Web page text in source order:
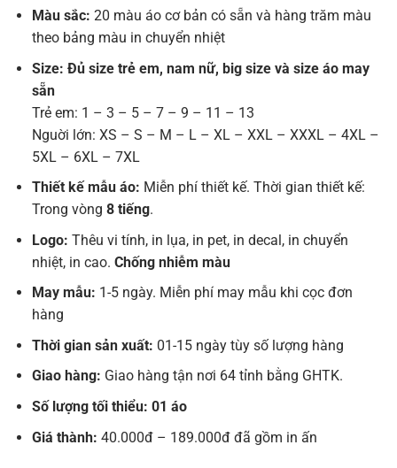
Màu sắc: 20 màu áo cơ bản có sẵn và hàng trăm màu
theo bảng màu in chuyển nhiệt
Size: Đủ size trẻ em, nam nữ, big size và size áo may
sẵn
Trẻ em: 1 – 3 – 5 – 7 – 9 – 11 – 13
Nguời lớn: XS – S – M – L – XL – XXL – XXXL – 4XL –
5XL – 6XL – 7XL
Thiết kế mẫu áo: Miễn phí thiết kế. Thời gian thiết kế:
Trong vòng 8 tiếng.
Logo: Thêu vi tính, in lụa, in pet, in decal, in chuyển
nhiệt, in cao. Chống nhiễm màu
May mẫu: 1-5 ngày. Miễn phí may mẫu khi cọc đơn
hàng
Thời gian sản xuất: 01-15 ngày tùy số lượng hàng
Giao hàng: Giao hàng tận nơi 64 tỉnh bằng GHTK.
Số lượng tối thiểu: 01 áo
Giá thành: 40.000đ – 189.000đ đã gồm in ấn